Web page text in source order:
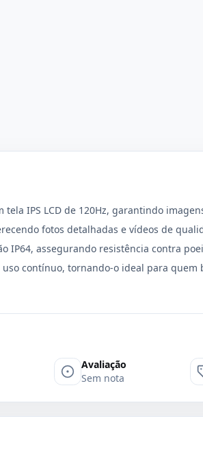
IPS LCD de 120Hz, garantindo
fotos detalhadas e vídeos de
IP64, assegurando resistência contra
contínuo, tornando-o ideal para quem
Avaliação
Sem nota